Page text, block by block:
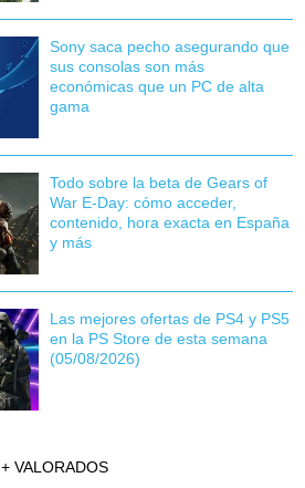
Sony saca pecho asegurando que
sus consolas son más
económicas que un PC de alta
gama
Todo sobre la beta de Gears of
War E-Day: cómo acceder,
contenido, hora exacta en España
y más
Las mejores ofertas de PS4 y PS5
en la PS Store de esta semana
(05/08/2026)
+ VALORADOS